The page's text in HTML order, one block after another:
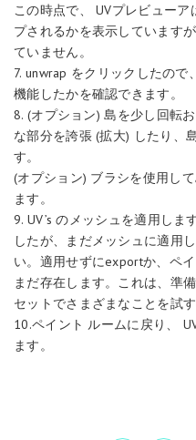
この時点で、 UVプレビュー
プされるかを表示しています
ていません。
7. unwrap をクリックしたので
機能したかを確認できます。
8. (オプション) 島を少し回転
な部分を誇張 (拡大) したり、
す。
(オプション) ブラシを使用し
ます。
9. UV’s のメッシュを適用しま
したが、まだメッシュに適用
い。適用せずにexportか、ペ
まだ存在します。これは、準
セットでさまざまなことを試
10.ペイント ルームに戻り、
ます。